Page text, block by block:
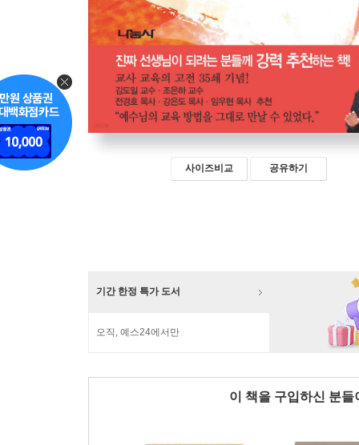
사이즈비교 공유하기
기간 한정 특가 도서
오직, 예스24에서만
이 책을 구입하신 분